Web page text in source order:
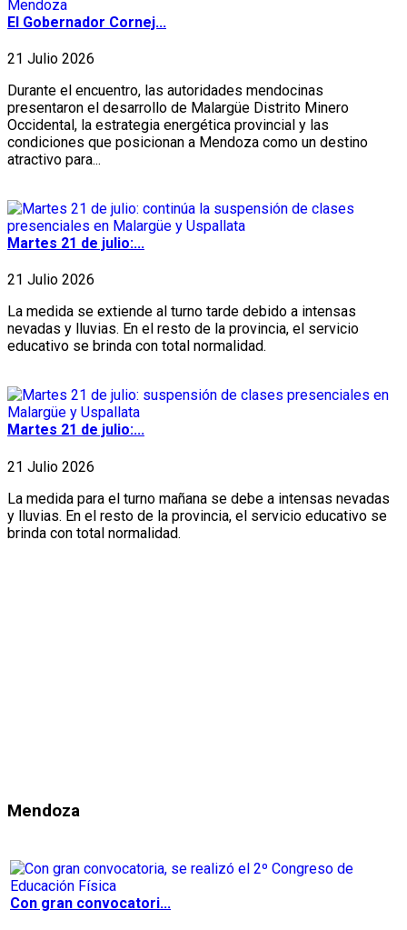
El Gobernador Cornej...
21 Julio 2026
Durante el encuentro, las autoridades mendocinas
presentaron el desarrollo de Malargüe Distrito Minero
Occidental, la estrategia energética provincial y las
condiciones que posicionan a Mendoza como un destino
atractivo para...
Martes 21 de julio:...
21 Julio 2026
La medida se extiende al turno tarde debido a intensas
nevadas y lluvias. En el resto de la provincia, el servicio
educativo se brinda con total normalidad.
Martes 21 de julio:...
21 Julio 2026
La medida para el turno mañana se debe a intensas nevadas
y lluvias. En el resto de la provincia, el servicio educativo se
brinda con total normalidad.
Mendoza
Con gran convocatori...